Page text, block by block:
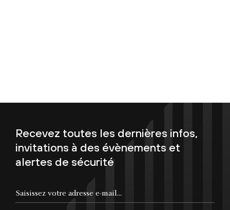
Recevez toutes les dernières infos,
invitations à des évènements et
alertes de sécurité